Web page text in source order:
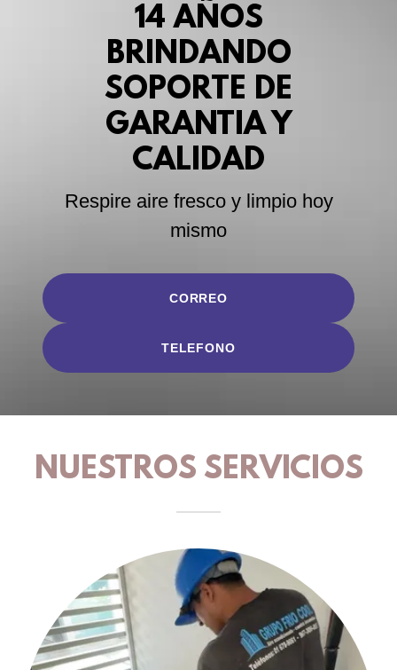
14 AÑOS
BRINDANDO
SOPORTE DE
GARANTIA Y
CALIDAD
Respire aire fresco y limpio hoy
mismo
CORREO
TELEFONO
NUESTROS SERVICIOS